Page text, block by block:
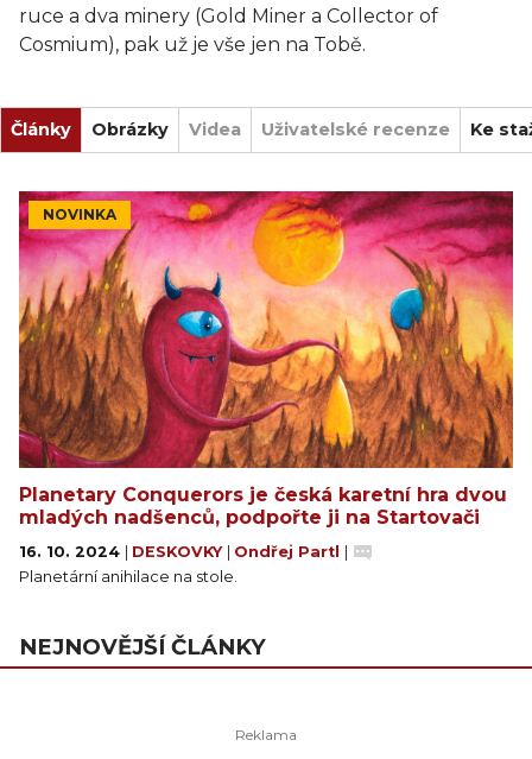
ruce a dva minery (Gold Miner a Collector of
Cosmium), pak už je vše jen na Tobě.
Články Obrázky Videa Uživatelské recenze Ke
NOVINKA
Planetary Conquerors je česká karetní hra dvou
mladých nadšenců, podpořte ji na Startovači
16. 10. 2024 DESKOVKY Ondřej Partl
Planetární anihilace na stole.
NEJNOVĚJŠÍ ČLÁNKY